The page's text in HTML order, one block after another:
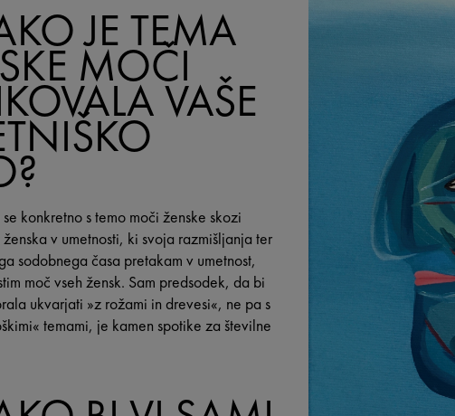
JE TEMA
MOČI
VAŠE
konkretno s temo moči ženske skozi
ženska v umetnosti, ki svoja razmišljanja ter
sodobnega časa pretakam v umetnost,
moč vseh žensk. Sam predsodek, da bi
ukvarjati »z rožami in drevesi«, ne pa s
temami, je kamen spotike za številne